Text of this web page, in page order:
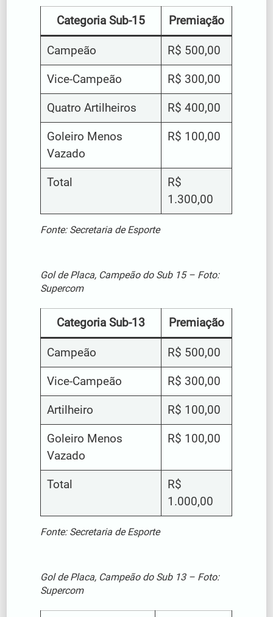
Categoria Sub-15 Premiação
Campeão R$ 500,00
Vice-Campeão R$ 300,00
Quatro Artilheiros R$ 400,00
Goleiro Menos
Vazado
R$ 100,00
Total
R$
1.300,00
Fonte: Secretaria de Esporte
Gol de Placa, Campeão do Sub 15 – Foto:
Supercom
Categoria Sub-13 Premiação
Campeão R$ 500,00
Vice-Campeão R$ 300,00
Artilheiro R$ 100,00
Goleiro Menos
Vazado
R$ 100,00
Total
R$
1.000,00
Fonte: Secretaria de Esporte
Gol de Placa, Campeão do Sub 13 – Foto:
Supercom